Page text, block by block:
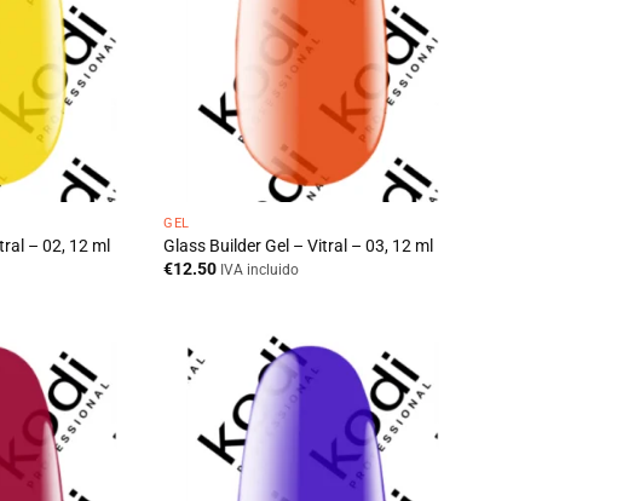
– 02, 12 ml
GEL
Glass Builder Gel – Vitral – 03, 12 ml
€12.50 IVA incluido